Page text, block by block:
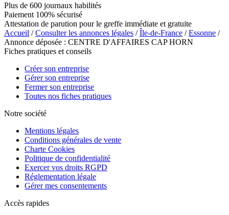
Plus de 600 journaux habilités
Paiement 100% sécurisé
Attestation de parution pour le greffe immédiate et gratuite
Accueil /Consulter les annonces légales /Île-de-France /Essonne /
Annonce déposée : CENTRE D'AFFAIRES CAP HORN
Fiches pratiques et conseils
Créer son entreprise
Gérer son entreprise
Fermer son entreprise
Toutes nos fiches pratiques
Notre société
Mentions légales
Conditions générales de vente
Charte Cookies
Politique de confidentialité
Exercer vos droits RGPD
Réglementation légale
Gérer mes consentements
Accès rapides